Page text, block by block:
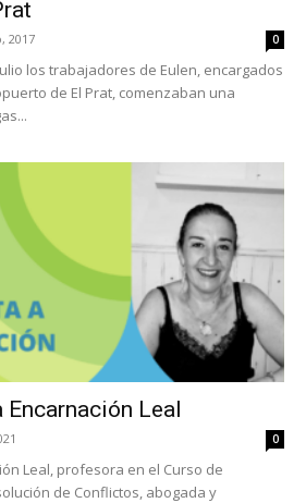
2017 0
los trabajadores de Eulen, encargados
de El Prat, comenzaban una
Leal
0
Leal, profesora en el Curso de
de Conflictos, abogada y